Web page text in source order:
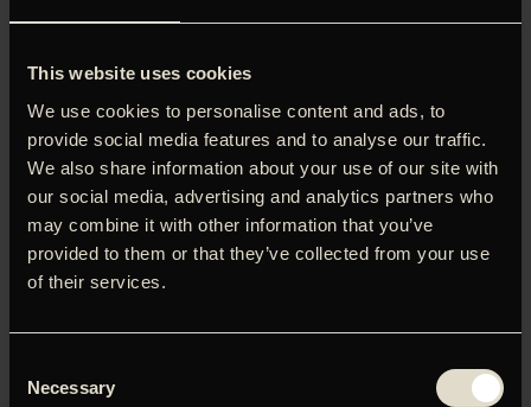
This website uses cookies
We use cookies to personalise content and ads, to
provide social media features and to analyse our traffic.
We also share information about your use of our site with
our social media, advertising and analytics partners who
may combine it with other information that you’ve
provided to them or that they’ve collected from your use
of their services.
Selection
Necessary
‘Stor fransk naturfilm. Sjælden og stærk oplevelse for alle
aldersklasser.’
Søren Vinterberg, Politiken (5 hjerter)
Rabalder Bio er tilbage med en ekstra sommerbonus i
historie om aben Saï, der er opvokset i fangeskab.
junglen. Saï er ombord og slipper ud af sit bur. På sin færd